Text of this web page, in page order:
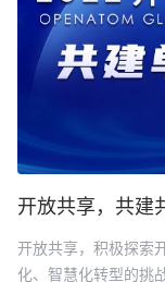
开放共享，积极探索开源模式 时代浪潮下，各
化、智慧化转型的挑